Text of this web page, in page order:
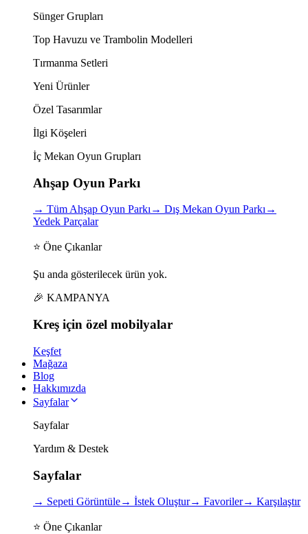
Sünger Grupları
Top Havuzu ve Trambolin Modelleri
Tırmanma Setleri
Yeni Ürünler
Özel Tasarımlar
İlgi Köşeleri
İç Mekan Oyun Grupları
Ahşap Oyun Parkı
→ Tüm Ahşap Oyun Parkı→ Dış Mekan Oyun Parkı→
Yedek Parçalar
⭐ Öne Çıkanlar
Şu anda gösterilecek ürün yok.
🎉 KAMPANYA
Kreş için özel mobilyalar
Keşfet
Mağaza
Blog
Hakkımızda
Sayfalar
Sayfalar
Yardım & Destek
Sayfalar
→ Sepeti Görüntüle→ İstek Oluştur→ Favoriler→ Karşılaştır
⭐ Öne Çıkanlar